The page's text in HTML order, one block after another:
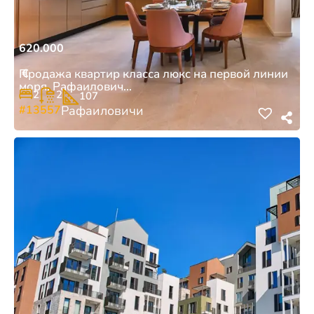
620.000
€
Продажа квартир класса люкс на первой линии
моря, Рафаилович...
2 2 107
#13557Рафаиловичи